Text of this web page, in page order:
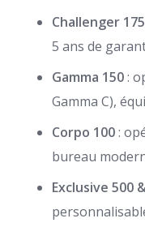
Challenger 175
5 ans de
Gamma 150:
Gamma C),
Corpo 100:
bureau
Exclusive 500